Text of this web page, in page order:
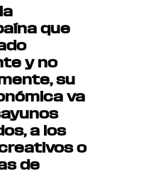
que
y no
su
va
a los
o
de